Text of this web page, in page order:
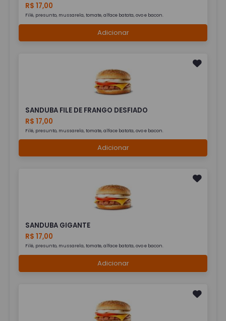
R$ 17,00
Filé, presunto, mussarela, tomate, alface batata, ovo e bacon.
Adicionar
SANDUBA FILE DE FRANGO DESFIADO
R$ 17,00
Filé, presunto, mussarela, tomate, alface batata, ovo e bacon.
Adicionar
SANDUBA GIGANTE
R$ 17,00
Filé, presunto, mussarela, tomate, alface batata, ovo e bacon.
Adicionar